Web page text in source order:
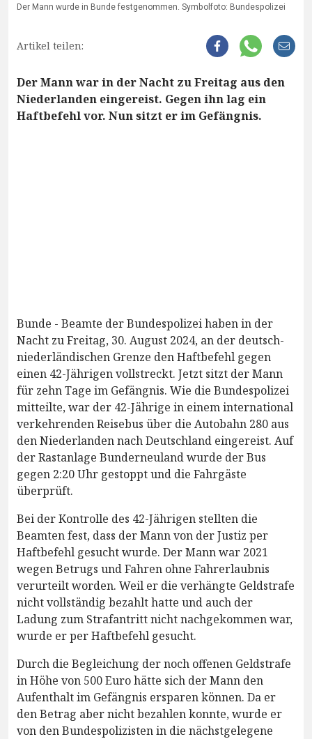
Der Mann wurde in Bunde festgenommen. Symbolfoto: Bundespolizei
Artikel teilen:
Der Mann war in der Nacht zu Freitag aus den
Niederlanden eingereist. Gegen ihn lag ein
Haftbefehl vor. Nun sitzt er im Gefängnis.
Bunde - Beamte der Bundespolizei haben in der
Nacht zu Freitag, 30. August 2024, an der deutsch-
niederländischen Grenze den Haftbefehl gegen
einen 42-Jährigen vollstreckt. Jetzt sitzt der Mann
für zehn Tage im Gefängnis. Wie die Bundespolizei
mitteilte, war der 42-Jährige in einem international
verkehrenden Reisebus über die Autobahn 280 aus
den Niederlanden nach Deutschland eingereist. Auf
der Rastanlage Bunderneuland wurde der Bus
gegen 2:20 Uhr gestoppt und die Fahrgäste
überprüft.
Bei der Kontrolle des 42-Jährigen stellten die
Beamten fest, dass der Mann von der Justiz per
Haftbefehl gesucht wurde. Der Mann war 2021
wegen Betrugs und Fahren ohne Fahrerlaubnis
verurteilt worden. Weil er die verhängte Geldstrafe
nicht vollständig bezahlt hatte und auch der
Ladung zum Strafantritt nicht nachgekommen war,
wurde er per Haftbefehl gesucht.
Durch die Begleichung der noch offenen Geldstrafe
in Höhe von 500 Euro hätte sich der Mann den
Aufenthalt im Gefängnis ersparen können. Da er
den Betrag aber nicht bezahlen konnte, wurde er
von den Bundespolizisten in die nächstgelegene